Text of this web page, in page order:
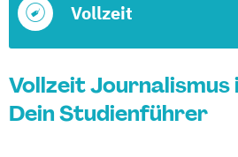
Vollzeit
Vollzeit Journalismus
Dein Studienführer